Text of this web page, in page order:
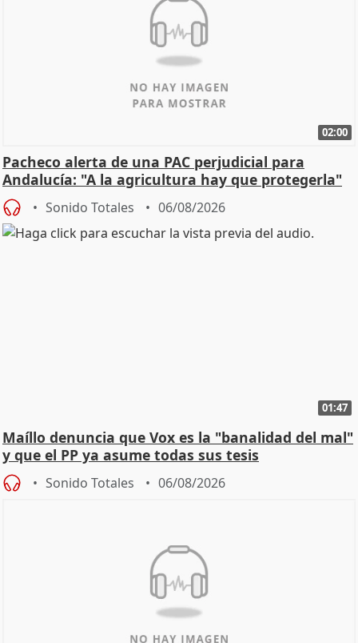
02:00
Pacheco alerta de una PAC perjudicial para
Andalucía: "A la agricultura hay que protegerla"
Sonido Totales 06/08/2026
01:47
Maíllo denuncia que Vox es la "banalidad del mal"
y que el PP ya asume todas sus tesis
Sonido Totales 06/08/2026